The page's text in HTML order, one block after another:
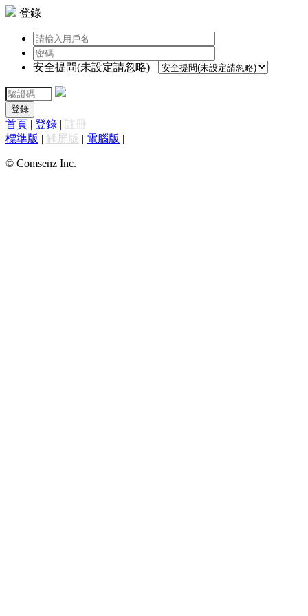
登錄
安全提問(未設定請忽略)
登錄
首頁 | 登錄 | 註冊
標準版 | 觸屏版 | 電腦版 |
© Comsenz Inc.